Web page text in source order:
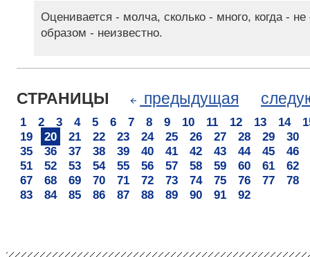
Оценивается - молча, сколько - много, когда - не
образом - неизвестно.
СТРАНИЦЫ предыдущая
1 2 3 4 5 6 7 8 9 10 11 12 13 14
19
20 21 22 23 24 25 26 27 28 29
30
35
36 37 38 39 40 41 42 43 44 45
46
51
52 53 54 55 56 57 58 59 60 61
62
67
68 69 70 71 72 73 74 75 76 77
78
83
84 85 86 87 88 89 90 91 92